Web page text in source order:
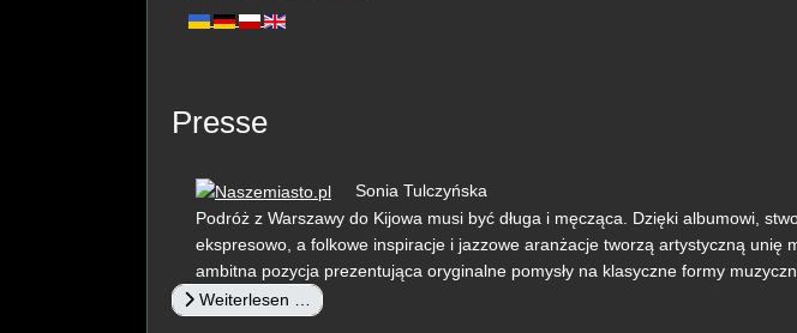
Presse
Sonia Tulczyńska
Podróż z Warszawy do Kijowa musi być długa i męcząca. Dzięki albumowi,
ekspresowo, a folkowe inspiracje i jazzowe aranżacje tworzą artystyczną unię
ambitna pozycja prezentująca oryginalne pomysły na klasyczne formy
Weiterlesen …